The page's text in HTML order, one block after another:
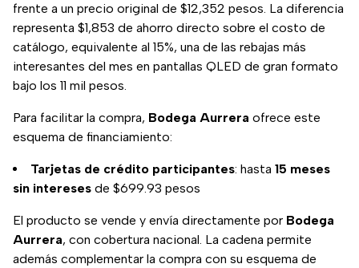
frente a un precio original de $12,352 pesos. La diferencia
representa $1,853 de ahorro directo sobre el costo de
catálogo, equivalente al 15%, una de las rebajas más
interesantes del mes en pantallas QLED de gran formato
bajo los 11 mil pesos.
Para facilitar la compra, Bodega Aurrera ofrece este
esquema de financiamiento:
Tarjetas de crédito participantes: hasta 15 meses
sin intereses de $699.93 pesos
El producto se vende y envía directamente por Bodega
Aurrera, con cobertura nacional. La cadena permite
además complementar la compra con su esquema de